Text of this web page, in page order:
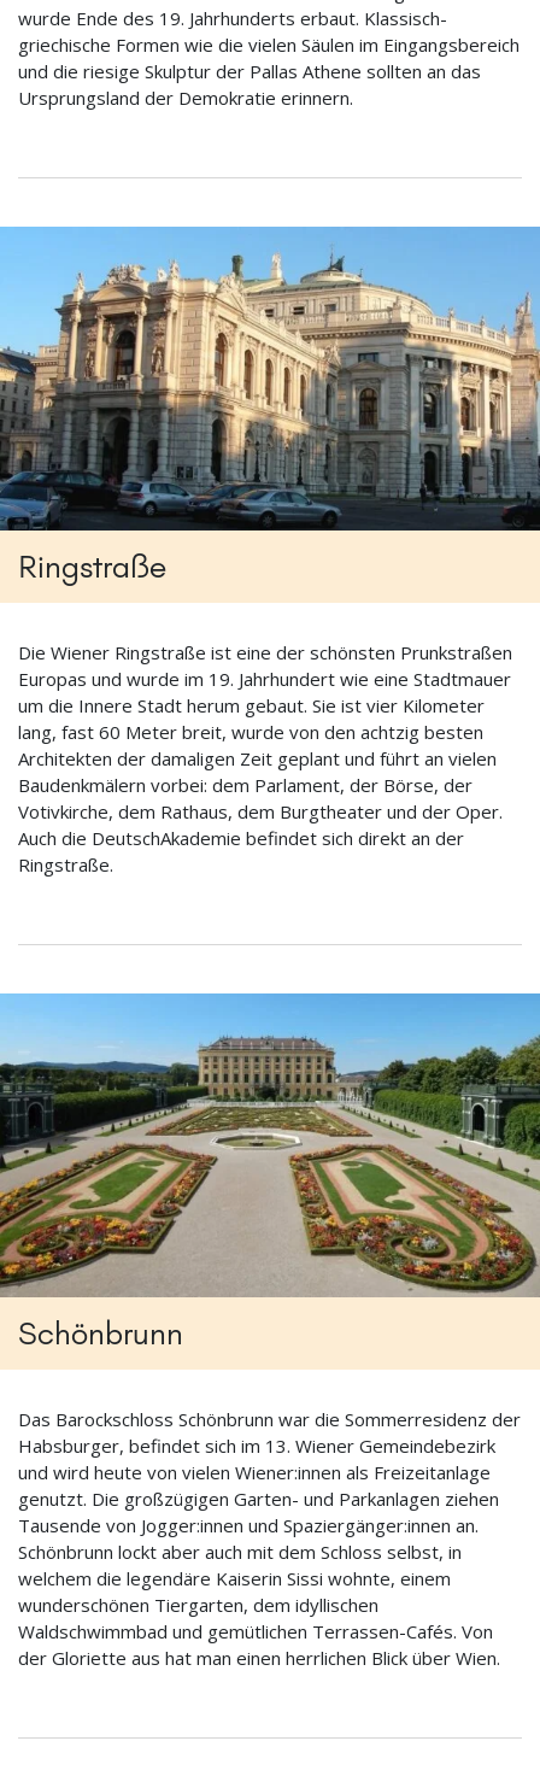
wurde Ende des 19. Jahrhunderts erbaut. Klassisch-
griechische Formen wie die vielen Säulen im Eingangsbereich
und die riesige Skulptur der Pallas Athene sollten an das
Ursprungsland der Demokratie erinnern.
Ringstraße
Die Wiener Ringstraße ist eine der schönsten Prunkstraßen
Europas und wurde im 19. Jahrhundert wie eine Stadtmauer
um die Innere Stadt herum gebaut. Sie ist vier Kilometer
lang, fast 60 Meter breit, wurde von den achtzig besten
Architekten der damaligen Zeit geplant und führt an vielen
Baudenkmälern vorbei: dem Parlament, der Börse, der
Votivkirche, dem Rathaus, dem Burgtheater und der Oper.
Auch die DeutschAkademie befindet sich direkt an der
Ringstraße.
Schönbrunn
Das Barockschloss Schönbrunn war die Sommerresidenz der
Habsburger, befindet sich im 13. Wiener Gemeindebezirk
und wird heute von vielen Wiener:innen als Freizeitanlage
genutzt. Die großzügigen Garten- und Parkanlagen ziehen
Tausende von Jogger:innen und Spaziergänger:innen an.
Schönbrunn lockt aber auch mit dem Schloss selbst, in
welchem die legendäre Kaiserin Sissi wohnte, einem
wunderschönen Tiergarten, dem idyllischen
Waldschwimmbad und gemütlichen Terrassen-Cafés. Von
der Gloriette aus hat man einen herrlichen Blick über Wien.